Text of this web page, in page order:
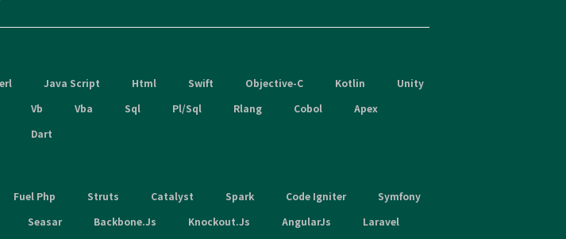
Java Script Html Swift Objective-C Kotlin
Unity
Vb Vba Sql Pl/Sql Rlang Cobol
Apex
Dart
Fuel Php Struts Catalyst Spark Code Igniter
Symfony
Seasar Backbone.Js Knockout.Js AngularJs
Laravel